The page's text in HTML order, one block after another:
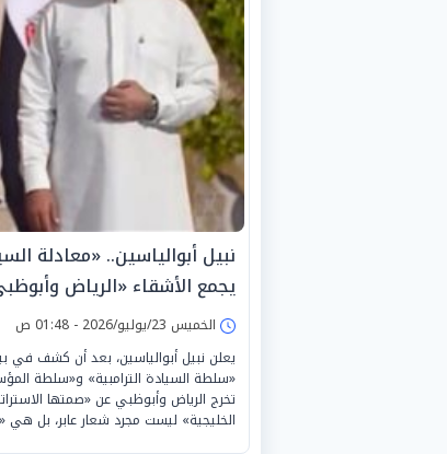
نبيل أبوالياسين.. «معادلة
يجمع الأشقاء «الرياض
الخميس 23/يوليو/2026 - 01:48 ص
يعلن نبيل أبوالياسين، بعد أن كشف في
«سلطة السيادة الترامبية» و«سلطة
تخرج الرياض وأبوظبي عن «صمتها
الخليجية» ليست مجرد شعار عابر، بل